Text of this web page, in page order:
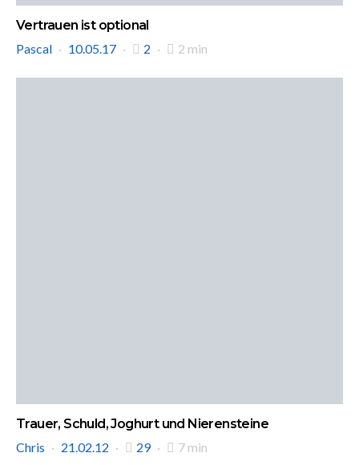
Vertrauen ist optional
Pascal
10.05.17 2 2 min
Trauer, Schuld, Joghurt und Nierensteine
Chris
21.02.12 29 7 min